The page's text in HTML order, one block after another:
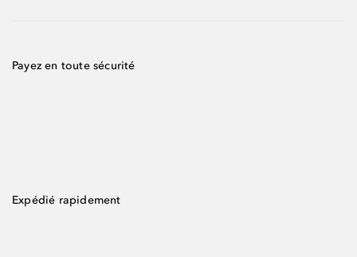
Payez en toute sécurité
Expédié rapidement